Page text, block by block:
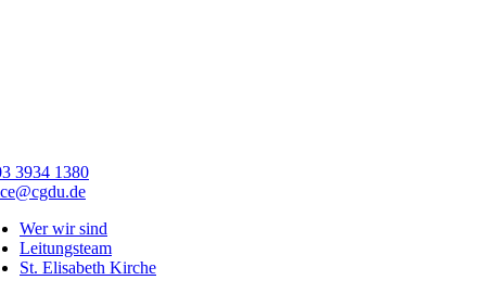
3934 1380
Wer wir sind
Leitungsteam
St. Elisabeth Kirche